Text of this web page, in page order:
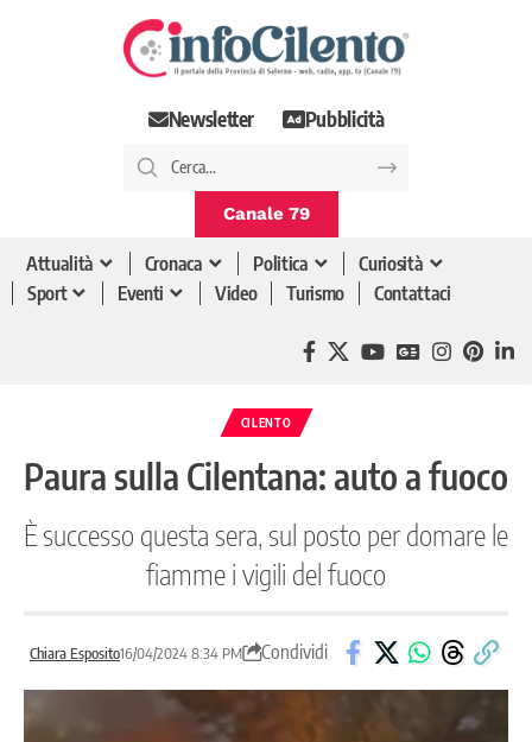
Newsletter Pubblicità
Canale 79
Attualità Cronaca Politica
Curiosità
Sport
Eventi Video Turismo Contattaci
CILENTO
Paura sulla Cilentana: auto a fuoco
È successo questa sera, sul posto per domare le
fiamme i vigili del fuoco
Chiara Esposito16/04/2024 8:34 PM Condividi